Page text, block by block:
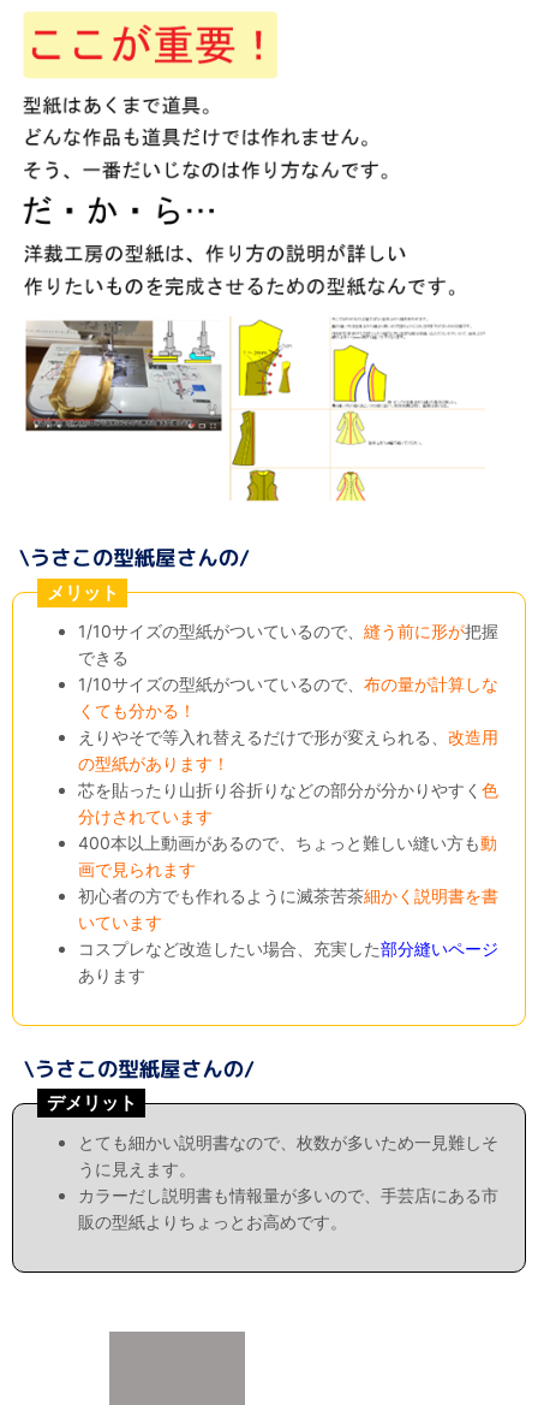
メリット
1/10サイズの型紙がついているので、縫う前に形が把握
できる
1/10サイズの型紙がついているので、布の量が計算しな
くても分かる！
えりやそで等入れ替えるだけで形が変えられる、改造用
の型紙があります！
芯を貼ったり山折り谷折りなどの部分が分かりやすく色
分けされています
400本以上動画があるので、ちょっと難しい縫い方も動
画で見られます
初心者の方でも作れるように滅茶苦茶細かく説明書を書
いています
コスプレなど改造したい場合、充実した部分縫いページ
あります
デメリット
とても細かい説明書なので、枚数が多いため一見難しそ
うに見えます。
カラーだし説明書も情報量が多いので、手芸店にある市
販の型紙よりちょっとお高めです。